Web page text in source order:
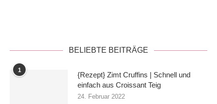
BELIEBTE BEITRÄGE
1
{Rezept} Zimt Cruffins | Schnell und
einfach aus Croissant Teig
24. Februar 2022